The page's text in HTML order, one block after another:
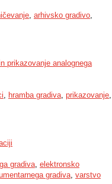
, arhivsko gradivo,
prikazovanje analognega
, hramba gradiva, prikazovanje,
gradiva, elektronsko
gradiva, varstvo